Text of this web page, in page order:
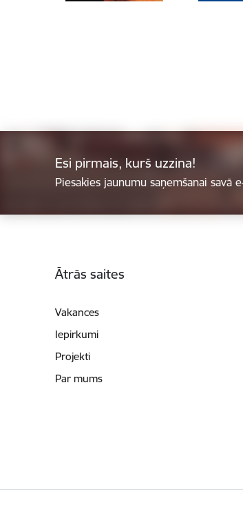
Esi pirmais, kurš uzzina!
Piesakies jaunumu saņemšanai savā
Ātrās saites
Vakances
Iepirkumi
Projekti
Par mums